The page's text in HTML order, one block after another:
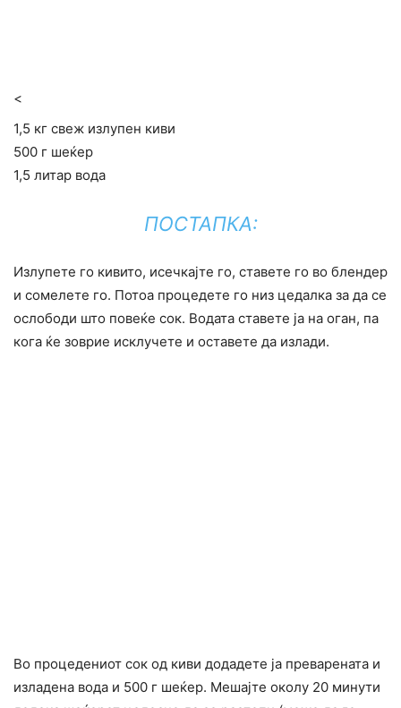
<
1,5 кг свеж излупен киви
500 г шеќер
1,5 литар вода
ПОСТАПКА:
Излупете го кивито, исечкајте го, ставете го во блендер
и сомелете го. Потоа процедете го низ цедалка за да се
ослободи што повеќе сок. Водата ставете ја на оган, па
кога ќе зоврие исклучете и оставете да излади.
Во процедениот сок од киви додадете ја преварената и
изладена вода и 500 г шеќер. Мешајте околу 20 минути